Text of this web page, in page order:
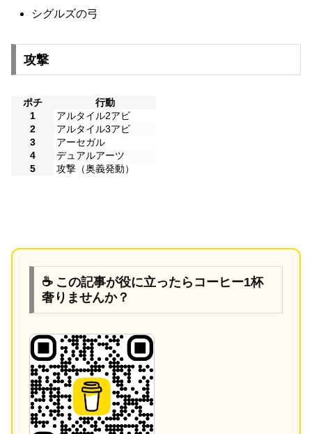
シグルズの弓
攻撃
ポチ
行動
1
アルタイル2アビ
2
アルタイル3アビ
3
アーセガル
4
デュアルアーツ
5
攻撃（奥義発動）
☕ この記事が役に立ったらコーヒー1杯
奢りませんか？